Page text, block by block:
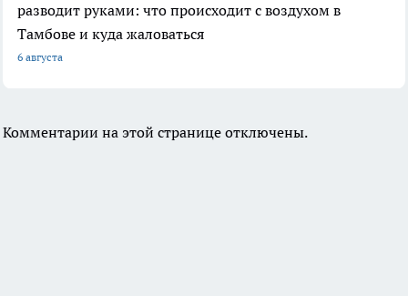
разводит руками: что происходит с воздухом в
Тамбове и куда жаловаться
6 августа
Комментарии на этой странице отключены.